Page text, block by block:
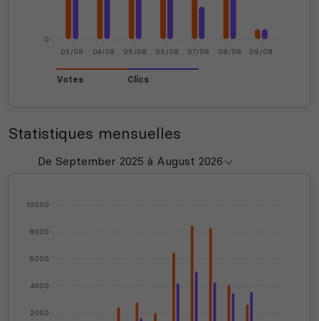
0
03/08 04/08 05/08 06/08 07/08 08/08 09/08
Votes Clics
Statistiques mensuelles
2000
4000
6000
8000
10000